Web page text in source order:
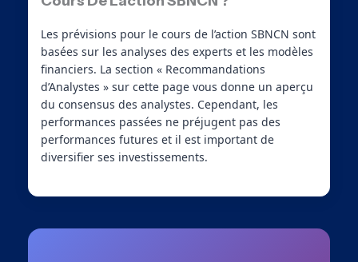
Les prévisions pour le cours de l’action SBNCN sont
basées sur les analyses des experts et les modèles
financiers. La section « Recommandations
d’Analystes » sur cette page vous donne un aperçu
du consensus des analystes. Cependant, les
performances passées ne préjugent pas des
performances futures et il est important de
diversifier ses investissements.